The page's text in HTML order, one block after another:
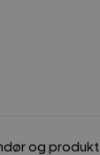
og produkt